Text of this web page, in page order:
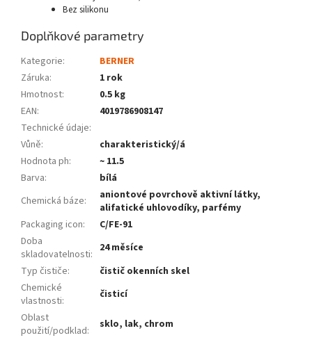
Bez silikonu
Doplňkové parametry
Kategorie:
BERNER
Záruka:
1 rok
Hmotnost:
0.5 kg
EAN:
4019786908147
Technické údaje:
Vůně:
charakteristický/á
Hodnota ph:
~ 11.5
Barva:
bílá
Chemická báze:
aniontové povrchově aktivní látky,
alifatické uhlovodíky, parfémy
Packaging icon:
C/FE-91
Doba
skladovatelnosti: 24 měsíce
Typ čističe:
čistič okenních skel
Chemické
vlastnosti:
čisticí
Oblast
použití/podklad:
sklo, lak, chrom